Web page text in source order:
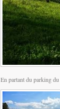
En partant du parking